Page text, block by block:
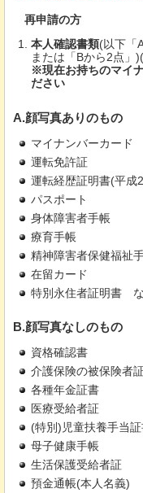
再申請の方
本人確認書類(以下「
または「Bから2点」
※現在お持ちのマイ
ださい
A.顔写真ありのもの
マイナンバーカード
運転免許証
運転経歴証明書(平成
パスポート
身体障害者手帳
療育手帳
精神障害者保健福祉
在留カード
特別永住者証明書
B.顔写真なしのもの
資格確認書
介護保険の被保険者
各種年金証書
医療受給者証
(特別)児童扶養手当
母子健康手帳
生活保護受給者証
預金通帳(本人名義)